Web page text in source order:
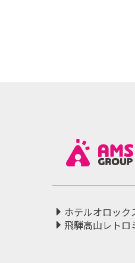
ホテルオロック
飛騨高山レトロ